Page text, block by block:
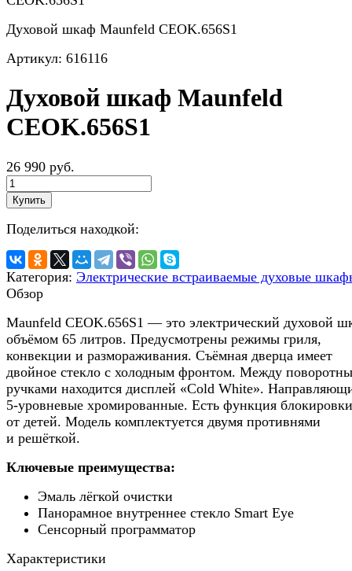
Духовой шкаф Maunfeld CEOK.656S1
Артикул: 616116
Духовой шкаф Maunfeld
CEOK.656S1
26 990 руб.
Купить
Поделиться находкой:
Категория: Электрические встраиваемые духовые
Обзор
Maunfeld CEOK.656S1 — это электрический духовой
объёмом 65 литров. Предусмотрены режимы гриля,
конвекции и размораживания. Съёмная дверца имеет
двойное стекло с холодным фронтом. Между
ручками находится дисплей «Сold White».
5-уровневые хромированные. Есть функция блокировки
от детей. Модель комплектуется двумя противнями
и решёткой.
Ключевые преимущества:
Эмаль лёгкой очистки
Панорамное внутреннее стекло Smart Eye
Сенсорный программатор
Характеристики